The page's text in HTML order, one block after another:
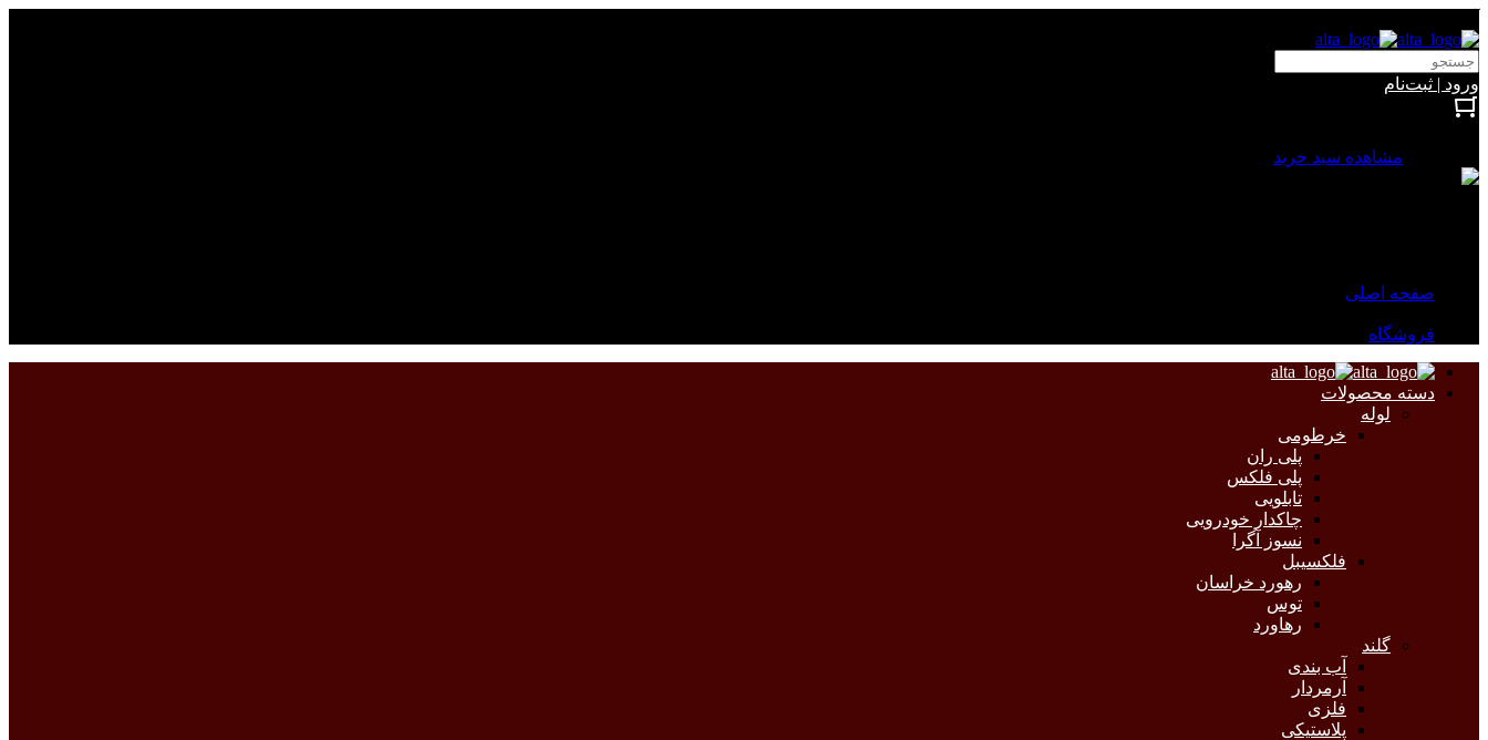
ورود | ثبت‌نام
مشاهده سبد خرید
صفحه اصلی
فروشگاه
دسته محصولات
لوله
خرطومی
پلی ران
پلی فلکس
تابلویی
چاکدار خودرویی
نسوز آگرا
فلکسیبل
رهورد خراسان
توس
رهاورد
گلند
آب بندی
آرمردار
فلزی
پلاستیکی